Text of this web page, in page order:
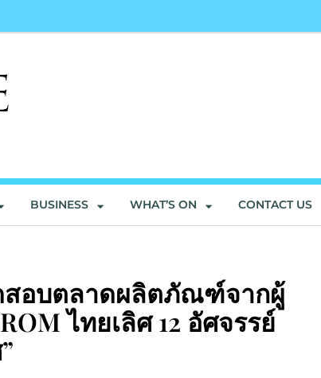
BUSINESS WHAT’S ON CONTACT US
สอบตลาดผลิตภัณฑ์จากผู้
ไทยเลิศ 12 อัศจรรย์